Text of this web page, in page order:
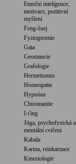
Emoční inteligence,
motivace, pozitivní
myšlení
Feng-šuej
Fyziognomie
Gaia
Geomancie
Grafologie
Hermetismus
Homeopatie
Hypnóza
Chiromantie
I-ťing
Jóga, psychofyzická a
mentální cvičení
Kabala
Karma, reinkarnace
Kineziologie